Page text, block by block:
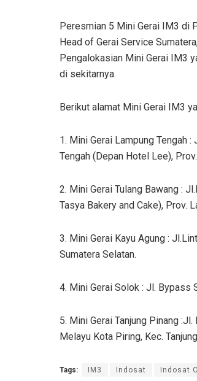
Peresmian 5 Mini Gerai IM3 di
Head of Gerai Service
Pengalokasian Mini Gerai IM3
di sekitarnya.
Berikut alamat Mini Gerai IM3
1. Mini Gerai Lampung Tengah
Tengah (Depan Hotel Lee),
2. Mini Gerai Tulang Bawang :
Tasya Bakery and Cake), Prov.
3. Mini Gerai Kayu Agung :
Sumatera Selatan.
4. Mini Gerai Solok : Jl. Bypass
5. Mini Gerai Tanjung Pinang
Melayu Kota Piring, Kec.
Tags: IM3 Indosat Indosat